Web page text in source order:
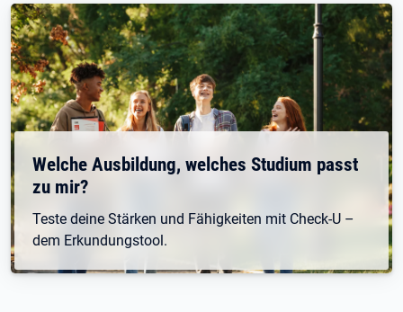
Welche Ausbildung, welches Studium passt
zu mir?
Teste deine Stärken und Fähigkeiten mit Check-U –
dem Erkundungstool.